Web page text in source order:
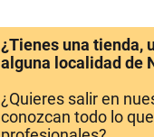
¿Tienes una tienda,
alguna localidad de
¿Quieres salir en
conozcan todo lo